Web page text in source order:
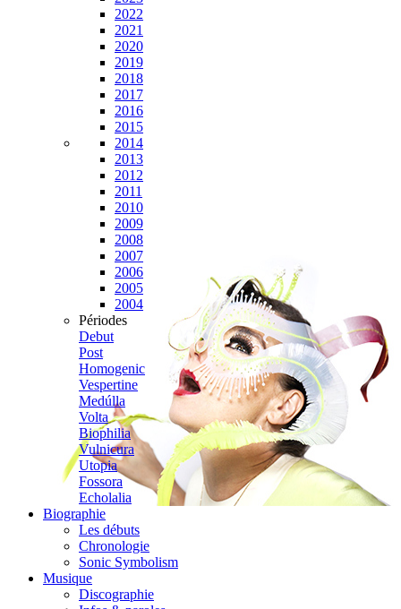
2022
2021
2020
2019
2018
2017
2016
2015
2014
2013
2012
2011
2010
2009
2008
2007
2006
2005
2004
Périodes
Debut
Post
Homogenic
Vespertine
Medúlla
Volta
Biophilia
Vulnicura
Utopia
Fossora
Echolalia
Biographie
Les débuts
Chronologie
Sonic Symbolism
Musique
Discographie